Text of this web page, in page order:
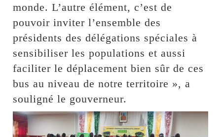
monde. L’autre élément, c’est de
pouvoir inviter l’ensemble des
présidents des délégations spéciales à
sensibiliser les populations et aussi
faciliter le déplacement bien sûr de ces
bus au niveau de notre territoire », a
souligné le gouverneur.